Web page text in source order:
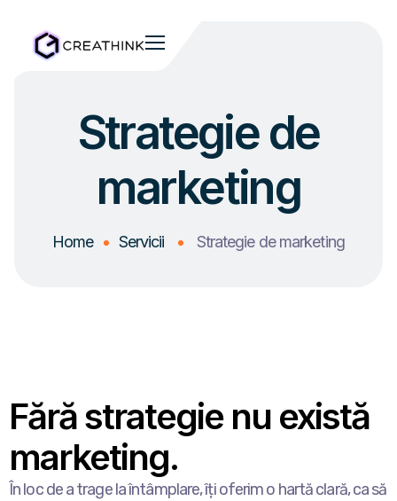
Strategie de
marketing
Home Servicii Strategie de marketing
Fără strategie nu există
marketing.
În loc de a trage la întâmplare, îți oferim o hartă clară, ca să